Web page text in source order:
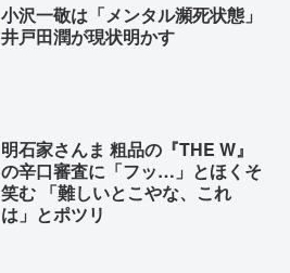
小沢一敬は「メンタル瀕死状態」
井戸田潤が現状明かす
明石家さんま 粗品の『THE W』
の辛口審査に「フッ…」とほくそ
笑む 「難しいとこやな、これ
は」とポツリ